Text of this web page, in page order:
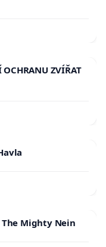
OCHRANU ZVÍŘAT
Mighty Nein